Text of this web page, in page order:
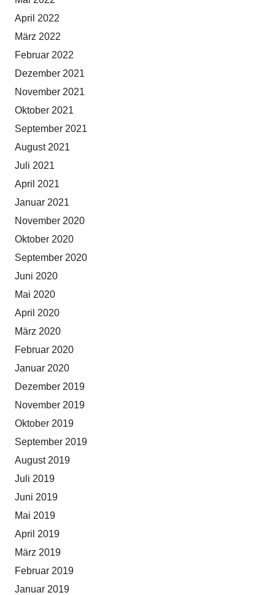
April 2022
März 2022
Februar 2022
Dezember 2021
November 2021
Oktober 2021
September 2021
August 2021
Juli 2021
April 2021
Januar 2021
November 2020
Oktober 2020
September 2020
Juni 2020
Mai 2020
April 2020
März 2020
Februar 2020
Januar 2020
Dezember 2019
November 2019
Oktober 2019
September 2019
August 2019
Juli 2019
Juni 2019
Mai 2019
April 2019
März 2019
Februar 2019
Januar 2019